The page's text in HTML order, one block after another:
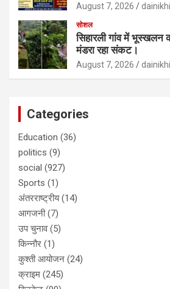
August 7, 2026
सोशल
सिहारली गांव में भूस्खलन
मंडरा रहा संकट।
August 7, 2026
Categories
Education (36)
politics (9)
social (927)
Sports (1)
अंतरराष्ट्रीय(14)
आगजनी(7)
उप चुनाव(5)
किन्नौर (1)
कुश्ती आयोजन (24)
क्राइम (245)